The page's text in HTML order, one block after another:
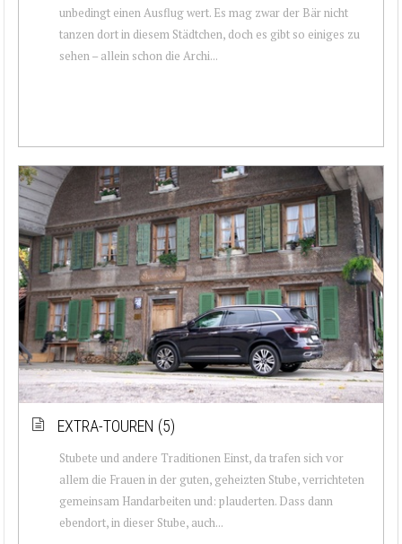
unbedingt einen Ausflug wert. Es mag zwar der Bär nicht
tanzen dort in diesem Städtchen, doch es gibt so einiges zu
sehen – allein schon die Archi...
EXTRA-TOUREN (5)
Stubete und andere Traditionen Einst, da trafen sich vor
allem die Frauen in der guten, geheizten Stube, verrichteten
gemeinsam Handarbeiten und: plauderten. Dass dann
ebendort, in dieser Stube, auch...